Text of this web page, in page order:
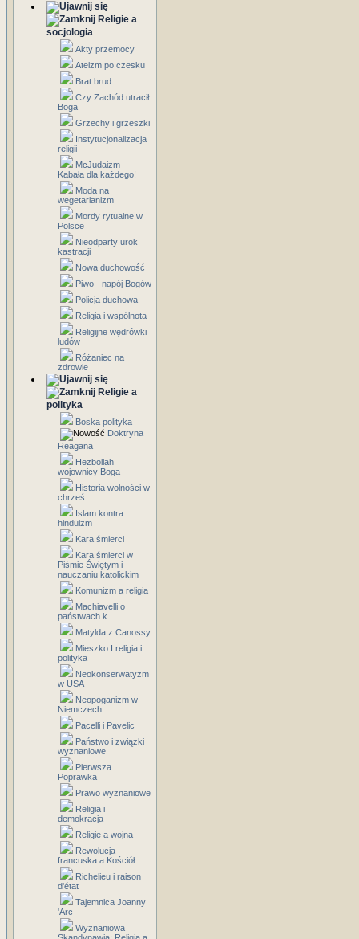
Religie a
socjologia
Akty przemocy
Ateizm po czesku
Brat brud
Czy Zachód utracił
Boga
Grzechy i grzeszki
Instytucjonalizacja
religii
McJudaizm -
Kabała dla każdego!
Moda na
wegetarianizm
Mordy rytualne w
Polsce
Nieodparty urok
kastracji
Nowa duchowość
Piwo - napój Bogów
Policja duchowa
Religia i wspólnota
Religijne wędrówki
ludów
Różaniec na
zdrowie
Religie a
polityka
Boska polityka
Doktryna
Reagana
Hezbollah
wojownicy Boga
Historia wolności w
chrześ.
Islam kontra
hinduizm
Kara śmierci
Kara śmierci w
Piśmie Świętym i
nauczaniu katolickim
Komunizm a religia
Machiavelli o
państwach k
Matylda z Canossy
Mieszko I religia i
polityka
Neokonserwatyzm
w USA
Neopoganizm w
Niemczech
Pacelli i Pavelic
Państwo i związki
wyznaniowe
Pierwsza
Poprawka
Prawo wyznaniowe
Religia i
demokracja
Religie a wojna
Rewolucja
francuska a Kościół
Richelieu i raison
d'état
Tajemnica Joanny
'Arc
Wyznaniowa